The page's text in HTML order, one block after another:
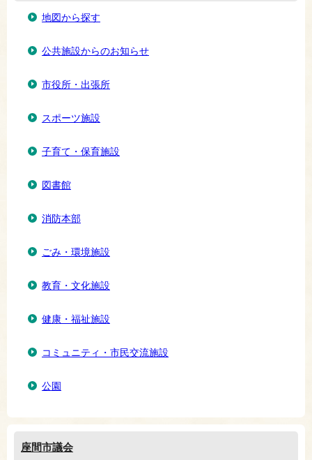
地図から探す
公共施設からのお知らせ
市役所・出張所
スポーツ施設
子育て・保育施設
図書館
消防本部
ごみ・環境施設
教育・文化施設
健康・福祉施設
コミュニティ・市民交流施設
公園
座間市議会